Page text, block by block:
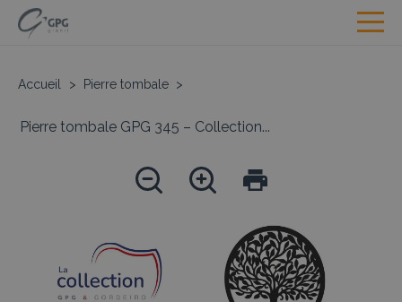
Accueil > Pierre tombale >
Pierre tombale GPG 345 – Collection...